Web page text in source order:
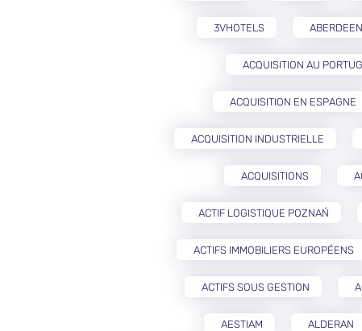
3VHOTELS ABERDEEN
ACQUISITION AU
ACQUISITION EN ESPAGNE
ACQUISITION INDUSTRIELLE
ACQUISITIONS
ACTIF LOGISTIQUE POZNAŃ
ACTIFS IMMOBILIERS EUROPÉENS
ACTIFS SOUS GESTION
AESTIAM ALDERAN